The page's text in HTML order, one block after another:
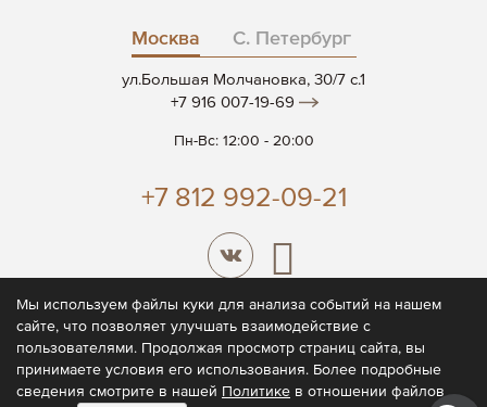
Москва С. Петербург
ул.Большая Молчановка, 30/7 c.1
+7 916 007-19-69
Пн-Вс: 12:00 - 20:00
+7 812 992-09-21
Политика конфиденциальности
Пользовательское соглашение
Мы используем файлы куки для анализа событий на нашем
сайте, что позволяет улучшать взаимодействие с
пользователями. Продолжая просмотр страниц сайта, вы
принимаете условия его использования. Более подробные
сведения смотрите в нашей Политике в отношении файлов